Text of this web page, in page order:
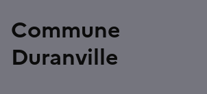
Commune
Duranville